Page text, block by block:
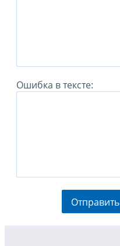
Ошибка в тексте:
Отправить